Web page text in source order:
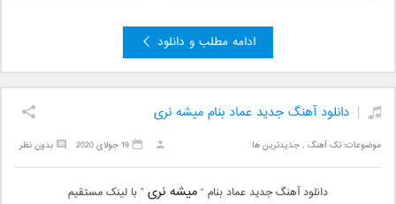
ادامه مطلب و دانلود
دانلود آهنگ جدید عماد بنام میشه نری
موضوعات:تک آهنگ ,جدیدترین ها بدون نظر 19 جولای 2020
دانلود آهنگ جدید عماد بنام “میشه نری” با لینک مستقیم